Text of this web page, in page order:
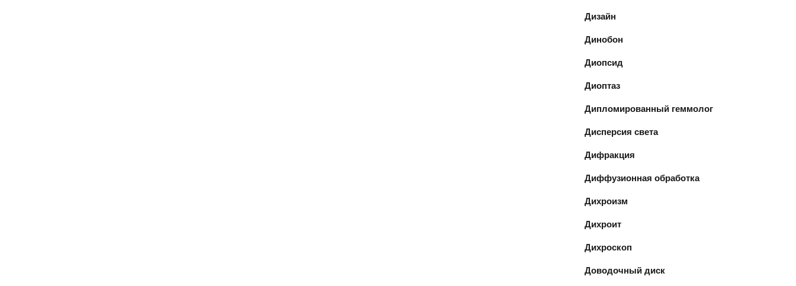
Дизайн
Динобон
Диопсид
Диоптаз
Дипломированный геммолог
Дисперсия света
Дифракция
Диффузионная обработка
Дихроизм
Дихроит
Дихроскоп
Доводочный диск